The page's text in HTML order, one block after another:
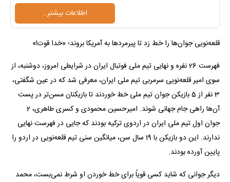
اطلاعات بیشتر..
قلعه‌نویی جوان‌ها را خط زد تا پیرمردها به آمریکا بروند؛ «خدا قوت!»
فهرست 26 نفره و نهایی تیم ملی فوتبال ایران در شرایطی امروز، دوشنبه، از
سوی امیر قلعه‌نویی سرمربی تیم ملی ایران، معرفی شد که در عین شگفتی،
3 نفر از 5 بازیکن جوان تیم ملی خط خوردند تا بازیکنان مسن‌تر در پست
آن‌ها راهی جام جهانی شوند. امیرحسین محمودی و کسری طاهری، 2
جوان اول تیم ملی ایران در اردوی ترکیه بودند که جایی در فهرست نهایی
ندارند. این دو بازیکن با 19 سال سن، میانگین سنی تیم قلعه‌نویی در اردو را
پایین آورده بودند.
دیگر جوانی که شاید کسی قویاً برای خط خوردن او شرط نمی‌بست، محمد